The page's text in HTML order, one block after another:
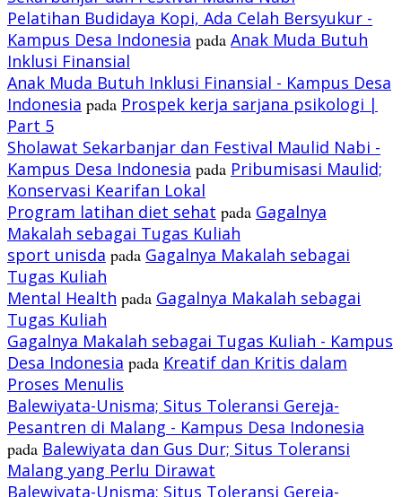
Pelatihan Budidaya Kopi, Ada Celah Bersyukur -
Kampus Desa Indonesia pada Anak Muda Butuh
Inklusi Finansial
Anak Muda Butuh Inklusi Finansial - Kampus Desa
Indonesia pada Prospek kerja sarjana psikologi |
Part 5
Sholawat Sekarbanjar dan Festival Maulid Nabi -
Kampus Desa Indonesia pada Pribumisasi Maulid;
Konservasi Kearifan Lokal
Program latihan diet sehat pada Gagalnya
Makalah sebagai Tugas Kuliah
sport unisda pada Gagalnya Makalah sebagai
Tugas Kuliah
Mental Health pada Gagalnya Makalah sebagai
Tugas Kuliah
Gagalnya Makalah sebagai Tugas Kuliah - Kampus
Desa Indonesia pada Kreatif dan Kritis dalam
Proses Menulis
Balewiyata-Unisma; Situs Toleransi Gereja-
Pesantren di Malang - Kampus Desa Indonesia
pada Balewiyata dan Gus Dur; Situs Toleransi
Malang yang Perlu Dirawat
Balewiyata-Unisma; Situs Toleransi Gereja-